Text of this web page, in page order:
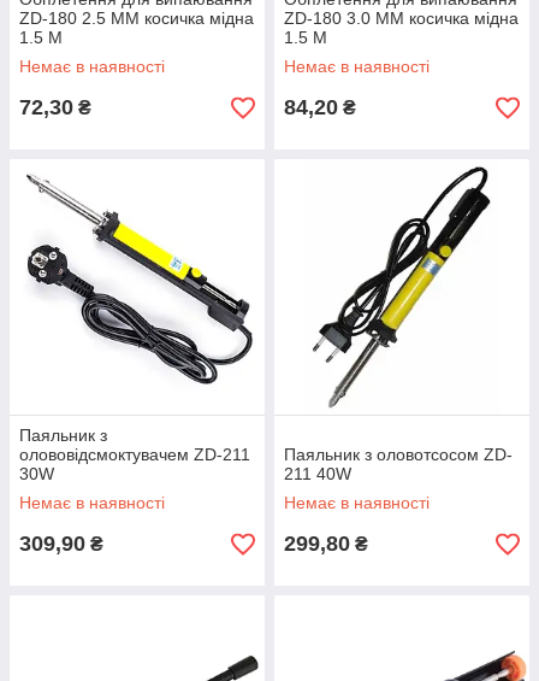
ZD-180 2.5 MM косичка мідна
1.5 M
Немає в наявності
72,30 ₴
ZD-180 3.0 MM косичка мідна
1.5 M
Немає в наявності
84,20 ₴
Паяльник з
олововідсмоктувачем ZD-211
30W
Немає в наявності
309,90 ₴
Паяльник з оловотсосом ZD-
211 40W
Немає в наявності
299,80 ₴